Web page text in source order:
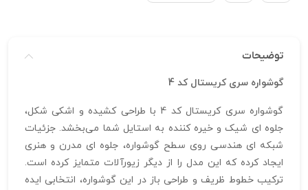
توضیحات
گوشواره سری کریستال کد 4
گوشواره سری کریستال کد 4 با طراحی کشیده و اشکی شکل،
جلوه‌ ای شیک و خیره‌ کننده به استایل شما می‌بخشد. جزئیات
شبکه‌ ای هندسی روی سطح گوشواره، جلوه‌ ای مدرن و هنری
ایجاد کرده که این مدل را از دیگر زیورآلات متمایز کرده است.
ترکیب خطوط ظریف و طراحی باز در این گوشواره، انتخابی ایده‌